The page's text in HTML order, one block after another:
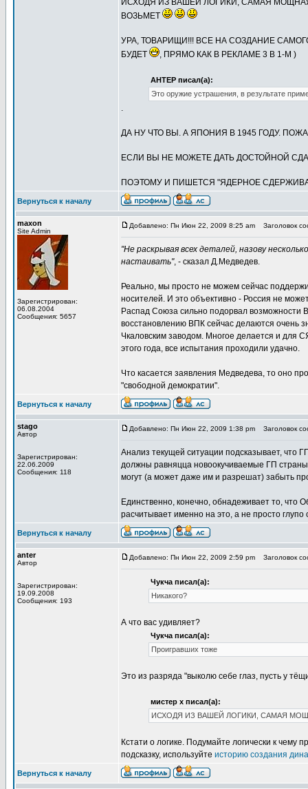
ИСХОДЯ ИЗ ВАШЕЙ ЛОГИКИ, САМАЯ
ВОЗЬМЕТ
УРА, ТОВАРИЩИ!!! ВСЕ НА СОЗДАНИЕ
БУДЕТ
, ПРЯМО КАК В РЕКЛАМЕ 3 В 1-М )
АНТЕР писал(а):
Это оружие устрашения, в результате
.
ДА НУ ЧТО ВЫ. А ЯПОНИЯ В 1945 ГОДУ.
ЕСЛИ ВЫ НЕ МОЖЕТЕ ДАТЬ ДОСТОЙНОЙ
ПОЭТОМУ И ПИШЕТСЯ "ЯДЕРНОЕ
Вернуться к началу
maxon
Site Admin
Зарегистрирован:
06.08.2004
Сообщения: 5657
Добавлено: Пн Июн 22, 2009 8:25 am Заголовок
"Не раскрывая всех деталей, назову
настаивать", - сказал Д.Медведев.
Реально, мы просто не можем сейчас
носителей. И это объективно - Россия не
Распад Союза сильно подорвал возможности
восстановлению ВПК сейчас делаются очень
Чкаловским заводом. Многое делается и для
этого года, все испытания проходили удачно.
Что касается заявления Медведева, то оно
"свободной демократии".
Вернуться к началу
stago
Автор
Зарегистрирован:
22.06.2009
Сообщения: 118
Добавлено: Пн Июн 22, 2009 1:38 pm Заголовок
Анализ текущей ситуации подсказывает, что
должны равняцца новоокучиваемые ГП
могут (а может даже им и разрешат) забыть
Единственно, конечно, обнадеживает то, что
расчитывает именно на это, а не просто глупо
Вернуться к началу
anter
Автор
Зарегистрирован:
19.09.2008
Сообщения: 193
Добавлено: Пн Июн 22, 2009 2:59 pm Заголовок
Чукча писал(а):
Никакого?
А что вас удивляет?
Чукча писал(а):
Проигравших тоже
Это из разряда "выколю себе глаз, пусть у
мистер х писал(а):
ИСХОДЯ ИЗ ВАШЕЙ ЛОГИКИ, САМАЯ
Кстати о логике. Подумайте логически к чему
подсказку, используйте историю создания
Вернуться к началу